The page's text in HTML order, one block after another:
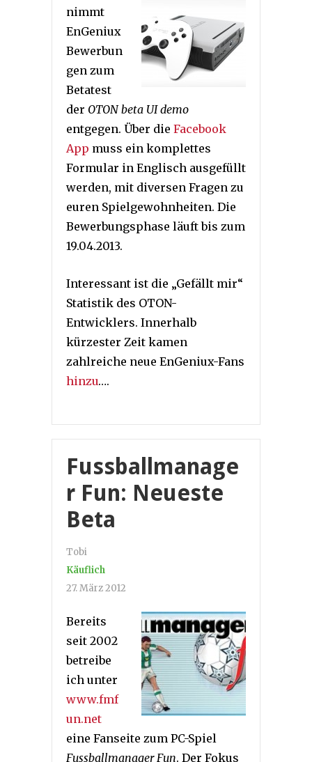
nimmt
EnGeniux
Bewerbun
gen zum
Betatest
der OTON beta UI demo
entgegen. Über die Facebook
App muss ein komplettes
Formular in Englisch ausgefüllt
werden, mit diversen Fragen zu
euren Spielgewohnheiten. Die
Bewerbungsphase läuft bis zum
19.04.2013.
Interessant ist die „Gefällt mir“
Statistik des OTON-
Entwicklers. Innerhalb
kürzester Zeit kamen
zahlreiche neue EnGeniux-Fans
hinzu….
Fussballmanage
r Fun: Neueste
Beta
Tobi
Käuflich
27. März 2012
Bereits
seit 2002
betreibe
ich unter
www.fmf
un.net
eine Fanseite zum PC-Spiel
Fussballmanager Fun. Der Fokus